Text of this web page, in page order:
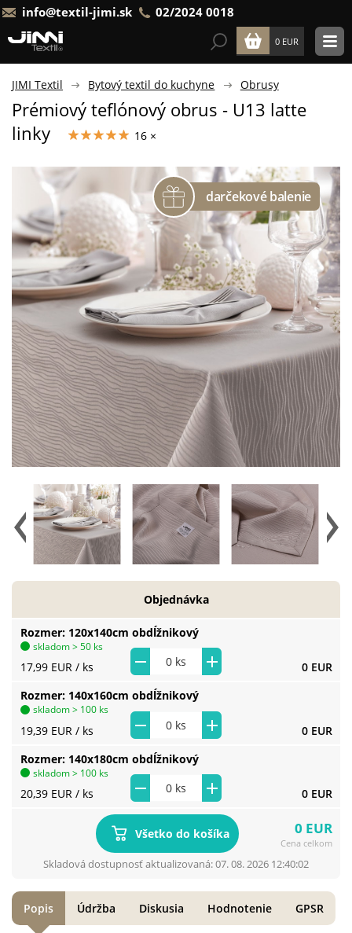
info@textil-jimi.sk 02/2024 0018
0 EUR
JIMI Textil Bytový textil do kuchyne Obrusy
Prémiový teflónový obrus - U13 latte
linky
16 ×
Rozmer 120x140cm obdĺžnikový
17,99 EUR / ks 0 EUR
skladom > 50 ks
Rozmer 140x160cm obdĺžnikový
19,39 EUR / ks 0 EUR
skladom > 100 ks
Rozmer 140x180cm obdĺžnikový
20,39 EUR / ks 0 EUR
skladom > 100 ks
Objednávka
Všetko do košíka 0 EUR
Cena celkom
Skladová dostupnosť aktualizovaná: 07. 08. 2026 12:40:02
Popis Údržba Diskusia Hodnotenie GPSR